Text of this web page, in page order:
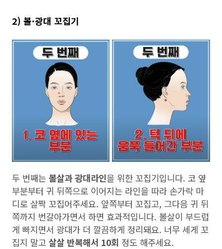
2) 볼·광대 꼬집기
두 번째는 볼살과 광대라인을 위한 꼬집기입니다. 코 옆
부분부터 귀 뒤쪽으로 이어지는 라인을 따라 손가락 마
디로 살짝 꼬집어주세요. 앞쪽부터 꼬집고, 그다음 귀 뒤
쪽까지 번갈아가면서 하면 효과적입니다. 볼살이 부드럽
게 빠지면서 광대가 더 깔끔하게 정리돼요. 너무 세게 꼬
집지 말고 살살 반복해서 10회 정도 해주세요.